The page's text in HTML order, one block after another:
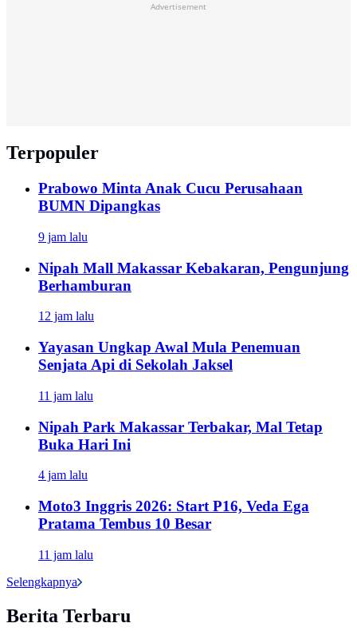
Advertisement
Terpopuler
Prabowo Minta Anak Cucu Perusahaan
BUMN Dipangkas
9 jam lalu
Nipah Mall Makassar Kebakaran, Pengunjung
Berhamburan
12 jam lalu
Yayasan Ungkap Awal Mula Penemuan
Senjata Api di Sekolah Jaksel
11 jam lalu
Nipah Park Makassar Terbakar, Mal Tetap
Buka Hari Ini
4 jam lalu
Moto3 Inggris 2026: Start P16, Veda Ega
Pratama Tembus 10 Besar
11 jam lalu
Selengkapnya
Berita Terbaru